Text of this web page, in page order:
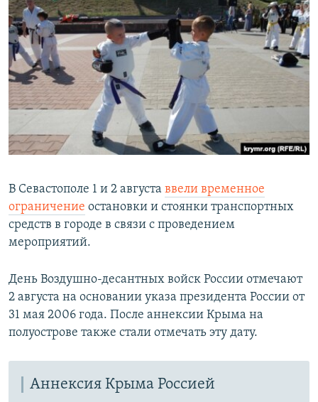
В Севастополе 1 и 2 августа ввели временное
ограничение остановки и стоянки транспортных
средств в городе в связи с проведением
мероприятий.
День Воздушно-десантных войск России отмечают
2 августа на основании указа президента России от
31 мая 2006 года. После аннексии Крыма на
полуострове также стали отмечать эту дату.
Аннексия Крыма Россией